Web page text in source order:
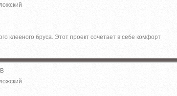
клееного бруса. Этот проект сочетает в себе комфорт